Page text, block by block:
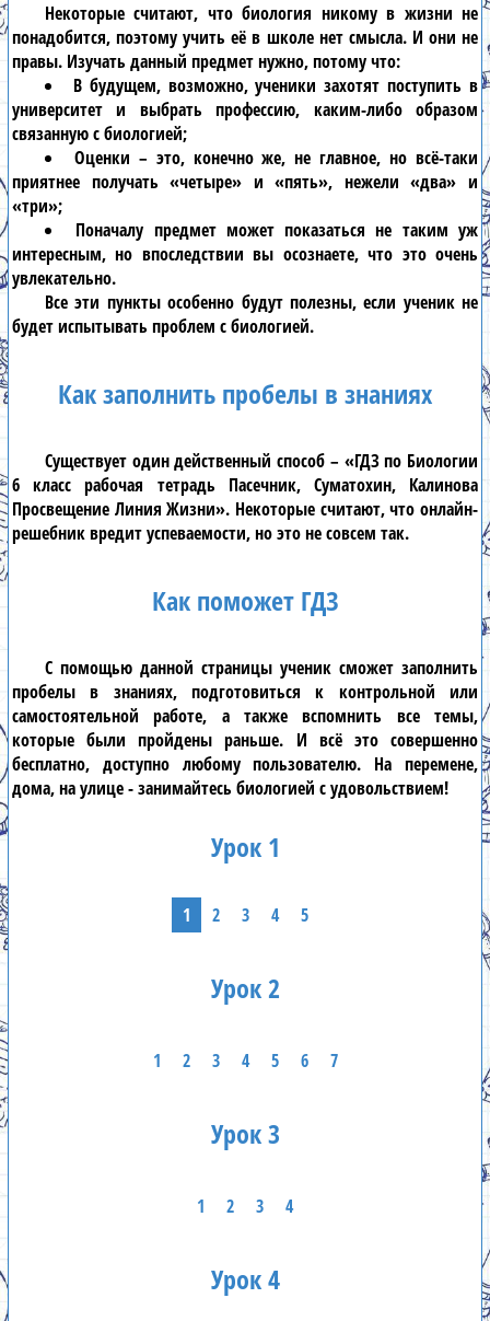
Некоторые считают, чтобиология никому в жизни не
понадобится, поэтому учить её в школе нет смысла. И они не
правы. Изучать данный предмет нужно, потому что:
В будущем, возможно, ученики захотят поступить в
университет и выбрать профессию, каким-либо образом
связанную с биологией;
Оценки – это, конечно же, не главное, но всё-таки
приятнее получать «четыре» и «пять», нежели «два» и
«три»;
Поначалу предмет может показаться не таким уж
интересным, но впоследствии вы осознаете, что это очень
увлекательно.
Все эти пункты особенно будут полезны, если ученик не
будет испытывать проблем сбиологией.
Как заполнить пробелы в знаниях
Существует один действенный способ – «ГДЗ по Биологии
6 класс рабочая тетрадь Пасечник, Суматохин, Калинова
Просвещение Линия Жизни». Некоторые считают, чтоонлайн-
решебниквредит успеваемости, но это не совсем так.
Как поможет ГДЗ
С помощью данной страницы ученик сможет заполнить
пробелы в знаниях, подготовиться к контрольной или
самостоятельной работе, а также вспомнить все темы,
которые были пройдены раньше. И всё это совершенно
бесплатно, доступно любому пользователю. На перемене,
дома, на улице - занимайтесь биологией с удовольствием!
Урок 1
1 2 3 4 5
Урок 2
1 2 3 4 5 6 7
Урок 3
1 2 3 4
Урок 4